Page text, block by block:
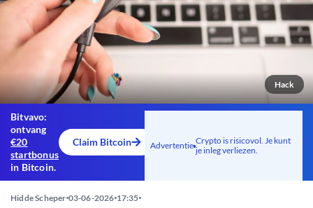
Hack
Bitvavo:
ontvang
€20
startbonus
in Bitcoin.
Claim Bitcoin Advertentie Crypto is risicovol. Je kunt
je inleg verliezen.
Hidde Scheper 03-06-2026 17:35